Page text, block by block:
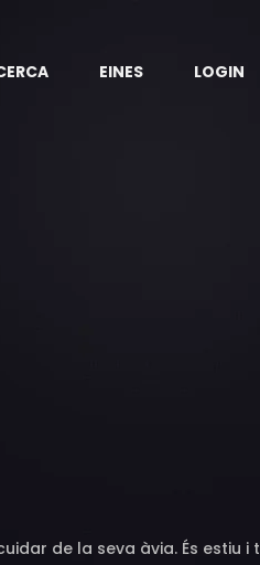
EINES LOGIN
de la seva àvia. És estiu